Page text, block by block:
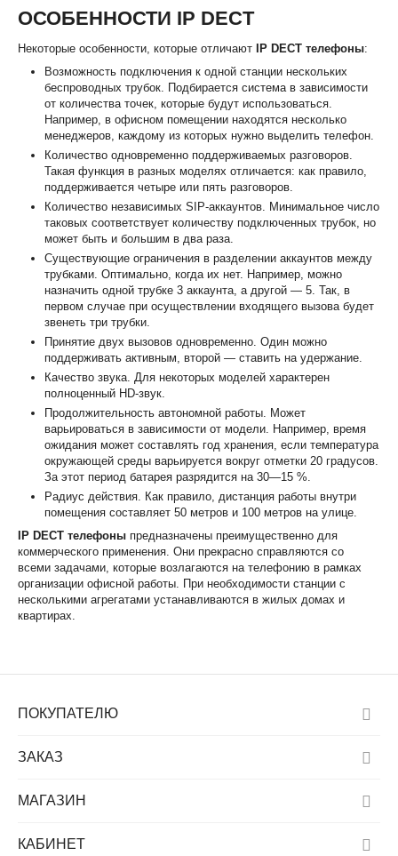
ОСОБЕННОСТИ IP DECT
Некоторые особенности, которые отличают IP DECT телефоны:
Возможность подключения к одной станции нескольких
беспроводных трубок. Подбирается система в зависимости
от количества точек, которые будут использоваться.
Например, в офисном помещении находятся несколько
менеджеров, каждому из которых нужно выделить телефон.
Количество одновременно поддерживаемых разговоров.
Такая функция в разных моделях отличается: как правило,
поддерживается четыре или пять разговоров.
Количество независимых SIP-аккаунтов. Минимальное число
таковых соответствует количеству подключенных трубок, но
может быть и большим в два раза.
Существующие ограничения в разделении аккаунтов между
трубками. Оптимально, когда их нет. Например, можно
назначить одной трубке 3 аккаунта, а другой — 5. Так, в
первом случае при осуществлении входящего вызова будет
звенеть три трубки.
Принятие двух вызовов одновременно. Один можно
поддерживать активным, второй — ставить на удержание.
Качество звука. Для некоторых моделей характерен
полноценный HD-звук.
Продолжительность автономной работы. Может
варьироваться в зависимости от модели. Например, время
ожидания может составлять год хранения, если температура
окружающей среды варьируется вокруг отметки 20 градусов.
За этот период батарея разрядится на 30—15 %.
Радиус действия. Как правило, дистанция работы внутри
помещения составляет 50 метров и 100 метров на улице.
IP DECT телефоны предназначены преимущественно для
коммерческого применения. Они прекрасно справляются со
всеми задачами, которые возлагаются на телефонию в рамках
организации офисной работы. При необходимости станции с
несколькими агрегатами устанавливаются в жилых домах и
квартирах.
ПОКУПАТЕЛЮ
ЗАКАЗ
МАГАЗИН
КАБИНЕТ